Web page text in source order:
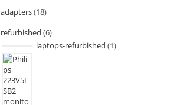
adapters 18
refurbished 6
laptops-refurbished 1